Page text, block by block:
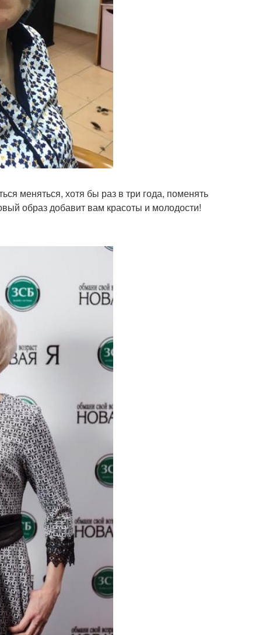
меняться, хотя бы раз в три года, поменять
образ добавит вам красоты и молодости!